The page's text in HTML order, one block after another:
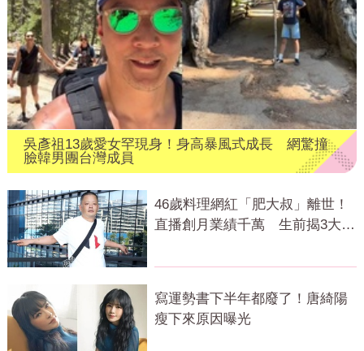
吳彥祖13歲愛女罕現身！身高暴風式成長 網驚撞
臉韓男團台灣成員
46歲料理網紅「肥大叔」離世！
直播創月業績千萬 生前揭3大成
寫運勢書下半年都廢了！唐綺陽
瘦下來原因曝光